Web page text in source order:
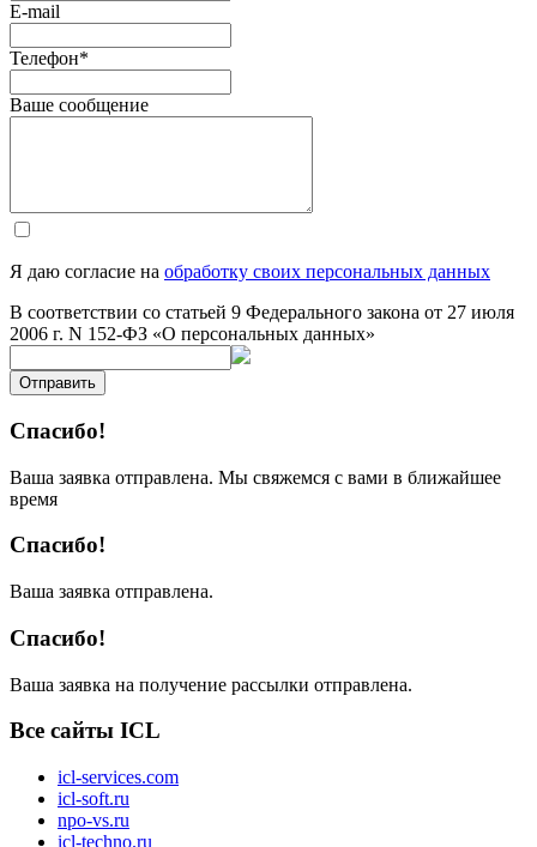
E-mail
Телефон*
Ваше сообщение
Я даю согласие на обработку своих персональных данных
В соответствии со статьей 9 Федерального закона от 27 июля
2006 г. N 152-ФЗ «О персональных данных»
Отправить
Спасибо!
Ваша заявка отправлена. Мы свяжемся с вами в ближайшее
время
Спасибо!
Ваша заявка отправлена.
Спасибо!
Ваша заявка на получение рассылки отправлена.
Все сайты ICL
icl-services.com
icl-soft.ru
npo-vs.ru
icl-techno.ru